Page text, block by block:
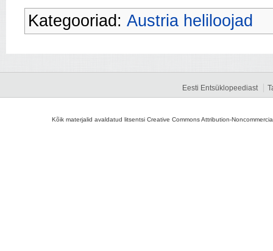
Kategooriad: Austria heliloojad
Eesti Entsüklopeediast
Kõik materjalid avaldatud litsentsi Creative Commons Attribution-